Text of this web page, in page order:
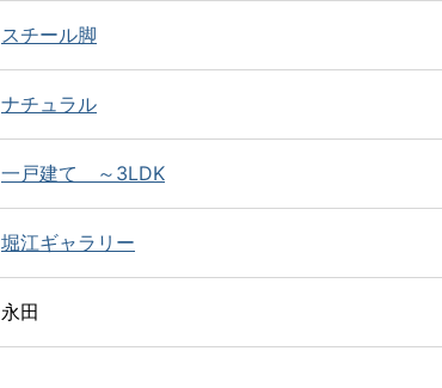
スチール脚
ナチュラル
一戸建て ～3LDK
堀江ギャラリー
永田